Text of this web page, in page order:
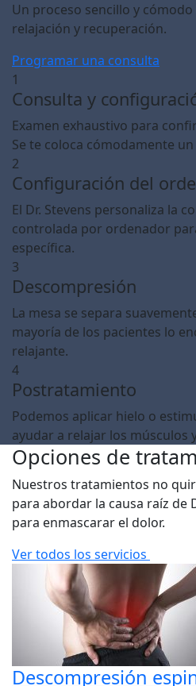
Un proceso sencillo y
relajación y recuperación.
Programar una consulta
1
Consulta y
Examen exhaustivo para
Se te coloca cómodamente
2
Configuración del
El Dr. Stevens personaliza la
controlada por ordenador
específica.
3
Descompresión
La mesa se separa
mayoría de los pacientes lo
relajante.
4
Postratamiento
Podemos aplicar hielo o
ayudar a relajar los músculos
Opciones de
Nuestros tratamientos no
para abordar la causa raíz de
para enmascarar el dolor.
Ver todos los servicios
Descompresión